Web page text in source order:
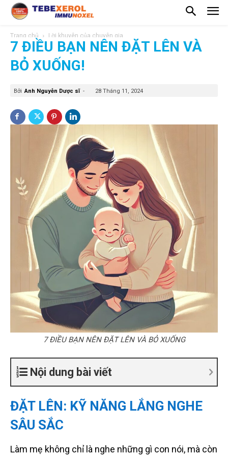
Trang chủ Lời khuyên của chuyên gia
7 ĐIỀU BẠN NÊN ĐẶT LÊN VÀ
BỎ XUỐNG!
Bởi Anh Nguyễn Dược sĩ - 28 Tháng 11, 2024
7 ĐIỀU BẠN NÊN ĐẶT LÊN VÀ BỎ XUỐNG
Nội dung bài viết
ĐẶT LÊN: KỸ NĂNG LẮNG NGHE
SÂU SẮC
Làm mẹ không chỉ là nghe những gì con nói, mà còn